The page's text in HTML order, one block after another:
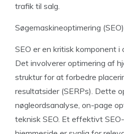
trafik til salg.
Søgemaskineoptimering (SEO)
SEO er en kritisk komponent i
Det involverer optimering af
struktur for at forbedre
resultatsider (SERPs). Dette
nøgleordsanalyse, on-page
teknisk SEO. Et effektivt